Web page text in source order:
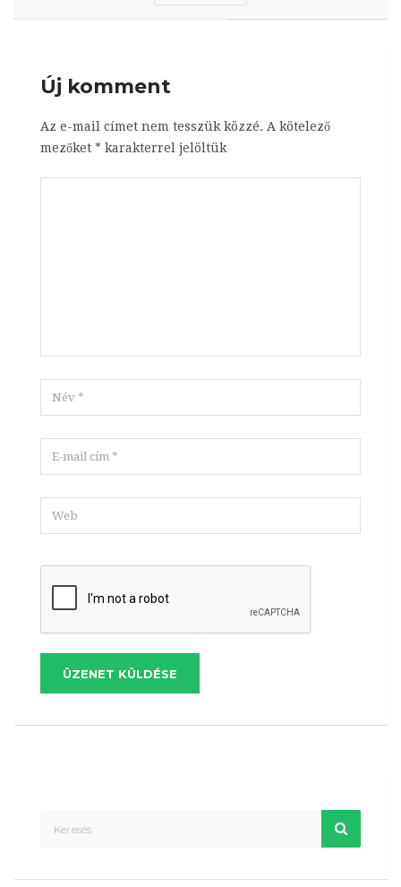
Új komment
Az e-mail címet nem tesszük közzé. A kötelező
mezőket * karakterrel jelöltük
ÜZENET KÜLDÉSE